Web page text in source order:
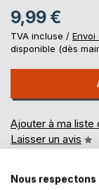
9,99 €
TVA incluse / Envoi
disponible (dès
Ajouter à ma liste
Laisser un avis
Nous